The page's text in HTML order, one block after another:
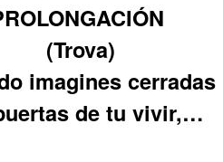
(Trova)
imagines cerradas
de tu vivir,…